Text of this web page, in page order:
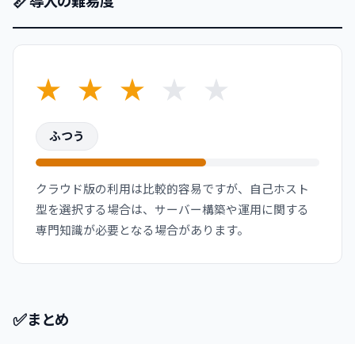
★ ★ ★ ★ ★
ふつう
クラウド版の利用は比較的容易ですが、自己ホスト
型を選択する場合は、サーバー構築や運用に関する
専門知識が必要となる場合があります。
✅まとめ